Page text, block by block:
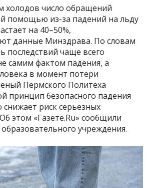
холодов число обращений
помощью из-за падений на льду
на 40–50%,
данные Минздрава. По словам
последствий чаще всего
самим фактом падения, а
в момент потери
Пермского Политеха
принцип безопасного падения
снижает риск серьезных
этом «Газете.Ru» сообщили
образовательного учреждения.